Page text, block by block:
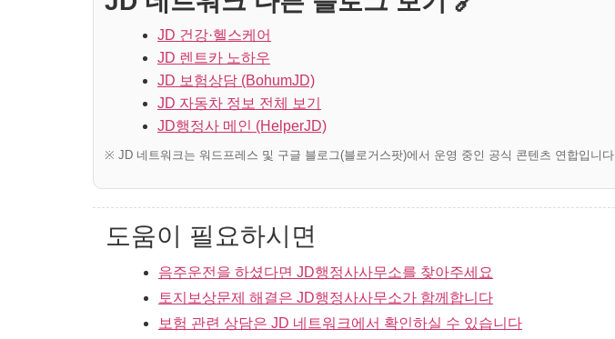
JD 건강·헬스케어
JD 렌트카 노하우
JD 보험상담 (BohumJD)
JD 자동차 정보 전체 보기
JD행정사 메인 (HelperJD)
※ JD 네트워크는 워드프레스 및 구글 블로그(블로거스팟)에서 운영 중인 공식 콘텐츠 연합입니다.
도움이 필요하시면
음주운전을 하셨다면 JD행정사사무소를 찾아주세요
토지보상문제 해결은 JD행정사사무소가 함께합니다
보험 관련 상담은 JD 네트워크에서 확인하실 수 있습니다